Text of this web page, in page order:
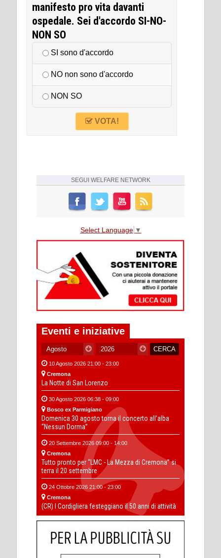
manifesto pro vita davanti
ospedale. Sei d'accordo SI-NO-
NON SO
SI sono d'accordo
NO non sono d'accordo
NON SO
VOTA!
SEGUI WELFARE NETWORK
Select Language ▼
Eventi e iniziative
10 Agosto 2026 21:00 - 23:00
Cremona
La Notte di San Lorenzo
30 Agosto 2026 06:38 - 09:00
Bosco ex Parmigiano
Domenica 30 agosto torna il concerto all’alba
“Nessun Dorma”
20 Settembre 2026 09:00 - 14:00
Cremona
Tutto pronto per “LMC - La Mezza di Cremona” si
terra il 20 settembre
24 Ottobre 2026 21:00 - 23:00
Cremona
(CR) I Cordigliera festeggiano il 50 anni di attività